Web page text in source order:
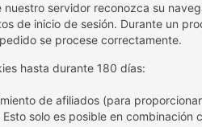
nuestro servidor reconozca su
de inicio de sesión. Durante un
se procese correctamente.
hasta durante 180 días:
de afiliados (para
solo es posible en combinación